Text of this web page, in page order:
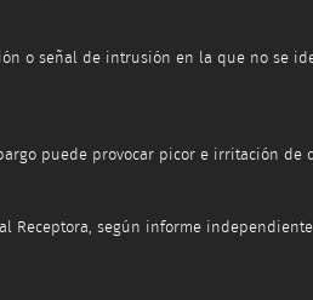
o señal de intrusión en la que no se
puede provocar picor e irritación de
según informe independiente